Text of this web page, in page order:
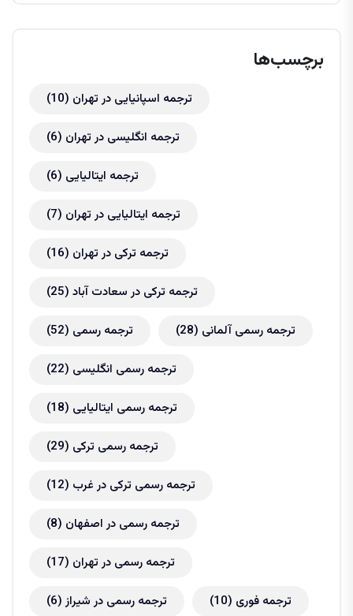
برچسب‌ها
ترجمه اسپانیایی در تهران (10)
ترجمه انگلیسی در تهران (6)
ترجمه ایتالیایی (6)
ترجمه ایتالیایی در تهران (7)
ترجمه ترکی در تهران (16)
ترجمه ترکی در سعادت آباد (25)
ترجمه رسمی (52) ترجمه رسمی آلمانی (28)
ترجمه رسمی انگلیسی (22)
ترجمه رسمی ایتالیایی (18)
ترجمه رسمی ترکی (29)
ترجمه رسمی ترکی در غرب (12)
ترجمه رسمی در اصفهان (8)
ترجمه رسمی در تهران (17)
ترجمه رسمی در شیراز(6) ترجمه فوری (10)